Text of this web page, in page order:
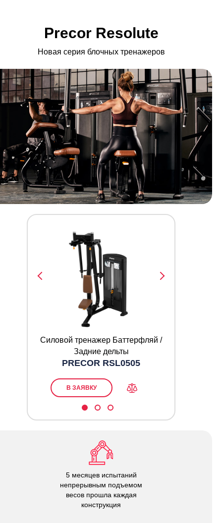
Precor Resolute
Новая серия блочных тренажеров
Силовой тренажер Баттерфляй /
Задние дельты
PRECOR RSL0505
В ЗАЯВКУ
5 месяцев испытаний
непрерывным подъемом
весов прошла каждая
конструкция